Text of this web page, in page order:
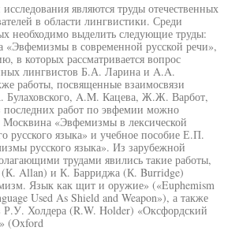
являются труды отечественных
в области лингвистики. Среди
необходимо выделить следующие труды:
в современной русской речи»,
в которых рассматривается вопрос
лингвистов Б.А. Ларина и A.A.
работы, посвященные взаимосвязи
Булаховского, A.M. Кацева, Ж.Ж. Варбот,
работ по эвфемии можно
«Эвфемизмы в лексической
русского языка» и учебное пособие Е.П.
русского языка». Из зарубежной
трудами явились такие работы,
(К. Allan) и К. Барриджа (К. Burridge)
Язык как щит и оружие» («Euphemism
Used As Shield and Weapon»), а также
Р.У. Холдера (R.W. Holder) «Оксфордский
(Oxford